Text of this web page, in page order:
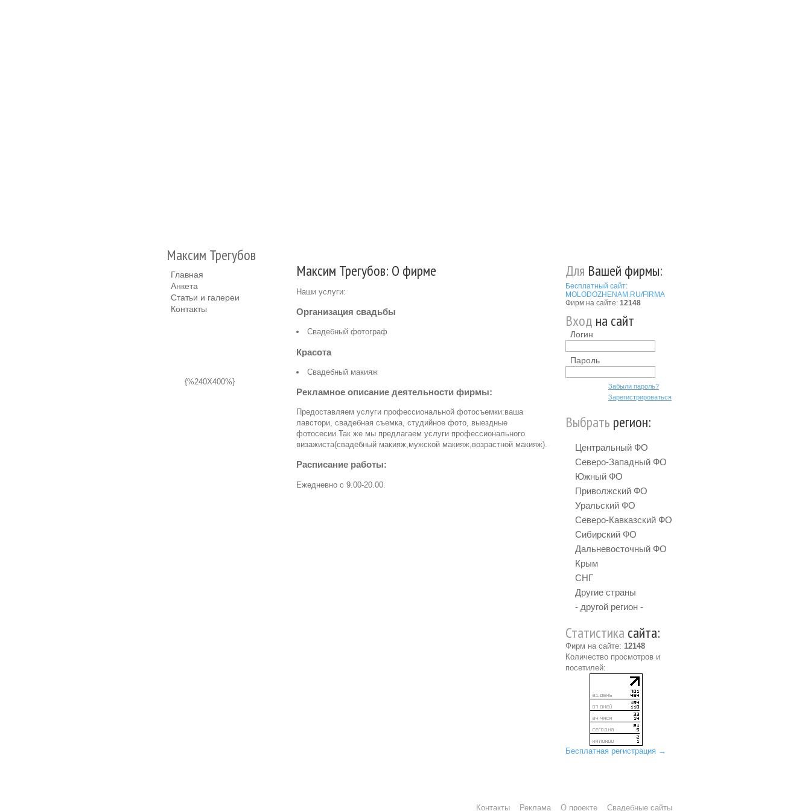
Максим Трегубов
Главная
Анкета
Статьи и галереи
Контакты
{%240X400%}
Максим Трегубов: О фирме
Наши услуги:
Организация свадьбы
Свадебный фотограф
Красота
Свадебный макияж
Рекламное описание деятельности фирмы:
Предоставляем услуги профессиональной фотосъемки:ваша
лавстори, свадебная съемка, студийное фото, выездные
фотосесии.Так же мы предлагаем услуги профессионального
визажиста(свадебный макияж,мужской макияж,возрастной макияж).
Расписание работы:
Ежедневно с 9.00-20.00.
Для Вашей фирмы:
Бесплатный сайт:
MOLODOZHENAM.RU/FIRMA
Фирм на сайте: 12148
Вход на сайт
Логин
Пароль
Забыли пароль?
Зарегистрироваться
Выбрать регион:
Центральный ФО
Северо-Западный ФО
Южный ФО
Приволжский ФО
Уральский ФО
Северо-Кавказский ФО
Сибирский ФО
Дальневосточный ФО
Крым
СНГ
Другие страны
- другой регион -
Статистика сайта:
Фирм на сайте: 12148
Количество просмотров и
посетилей:
Бесплатная регистрация →
Контакты Реклама О проекте Свадебные сайты